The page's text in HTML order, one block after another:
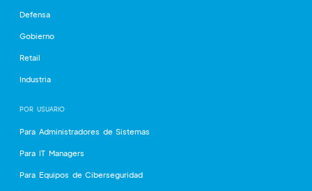
Defensa
Gobierno
Retail
Industria
POR USUARIO
Para Administradores de Sistemas
Para IT Managers
Para Equipos de Ciberseguridad